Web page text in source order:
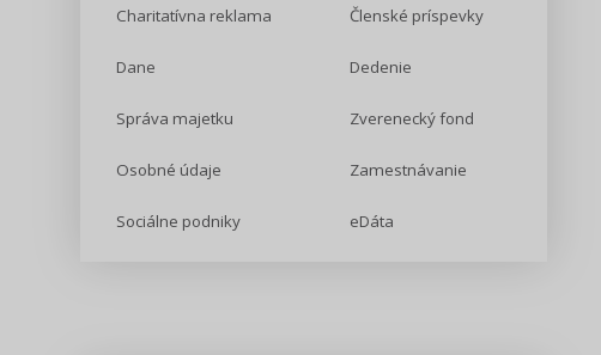
Charitatívna reklama Členské príspevky
Dane Dedenie
Správa majetku Zverenecký fond
Osobné údaje Zamestnávanie
Sociálne podniky eDáta